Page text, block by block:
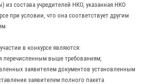
состава учредителей НКО, указанная НКО
при условии, что она соответствует другим
в конкурсе являются:
перечисленным выше требованиям;
заявителем документов установленным
заявителем полного пакета